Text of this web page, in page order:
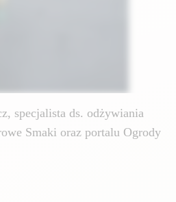
specjalista ds. odżywiania
Smaki oraz portalu Ogrody